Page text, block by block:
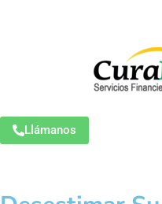
Llámanos